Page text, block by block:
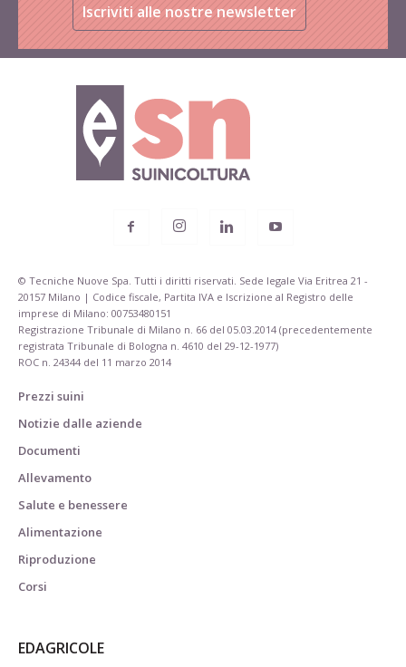
Iscriviti alle nostre newsletter
© Tecniche Nuove Spa. Tutti i diritti riservati. Sede legale Via Eritrea 21 -
20157 Milano | Codice fiscale, Partita IVA e Iscrizione al Registro delle
imprese di Milano: 00753480151
Registrazione Tribunale di Milano n. 66 del 05.03.2014 (precedentemente
registrata Tribunale di Bologna n. 4610 del 29-12-1977)
ROC n. 24344 del 11 marzo 2014
Prezzi suini
Notizie dalle aziende
Documenti
Allevamento
Salute e benessere
Alimentazione
Riproduzione
Corsi
EDAGRICOLE